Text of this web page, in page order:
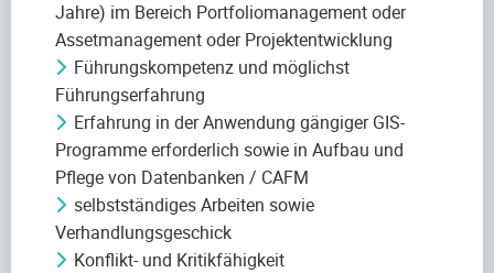
Jahre) im Bereich Portfoliomanagement oder
Assetmanagement oder Projektentwicklung
Führungskompetenz und möglichst
Führungserfahrung
Erfahrung in der Anwendung gängiger GIS-
Programme erforderlich sowie in Aufbau und
Pflege von Datenbanken / CAFM
selbstständiges Arbeiten sowie
Verhandlungsgeschick
Konflikt- und Kritikfähigkeit